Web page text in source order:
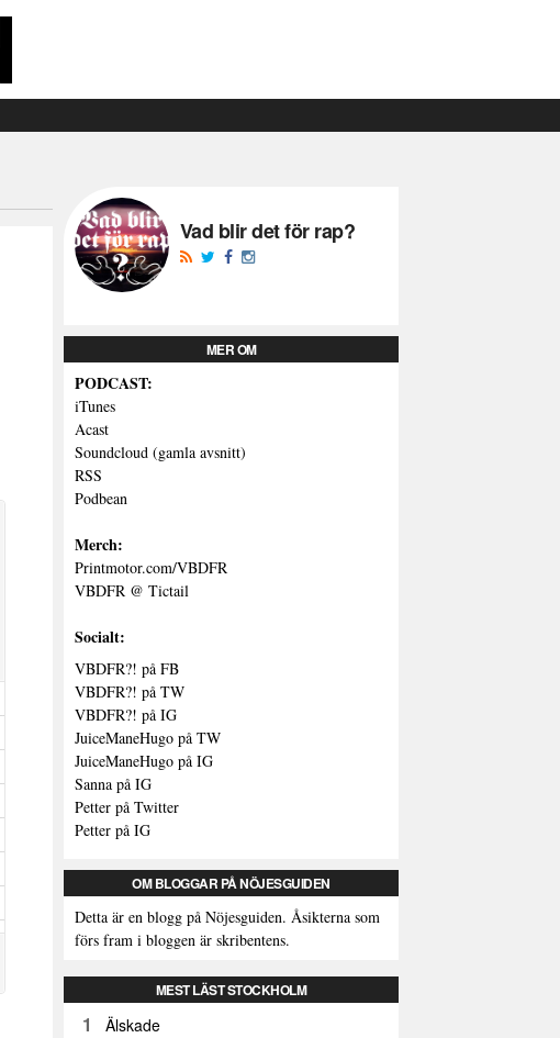
Vad blir det för rap?
MER OM
PODCAST:
iTunes
Acast
Soundcloud (gamla avsnitt)
RSS
Podbean
Merch:
Printmotor.com/VBDFR
VBDFR @ Tictail
Socialt:
VBDFR?! på FB
VBDFR?! på TW
VBDFR?! på IG
JuiceManeHugo på TW
JuiceManeHugo på IG
Sanna på IG
Petter på Twitter
Petter på IG
OM BLOGGAR PÅ NÖJESGUIDEN
Detta är en blogg på Nöjesguiden. Åsikterna som
förs fram i bloggen är skribentens.
MEST LÄST STOCKHOLM
1 Älskade